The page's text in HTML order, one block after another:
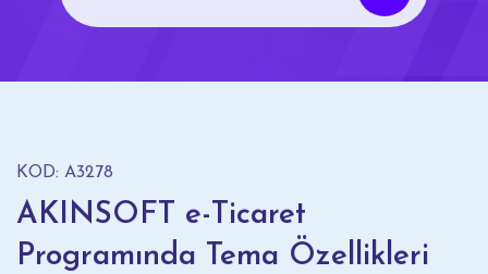
KOD: A3278
AKINSOFT e-Ticaret
Programında Tema Özellikleri